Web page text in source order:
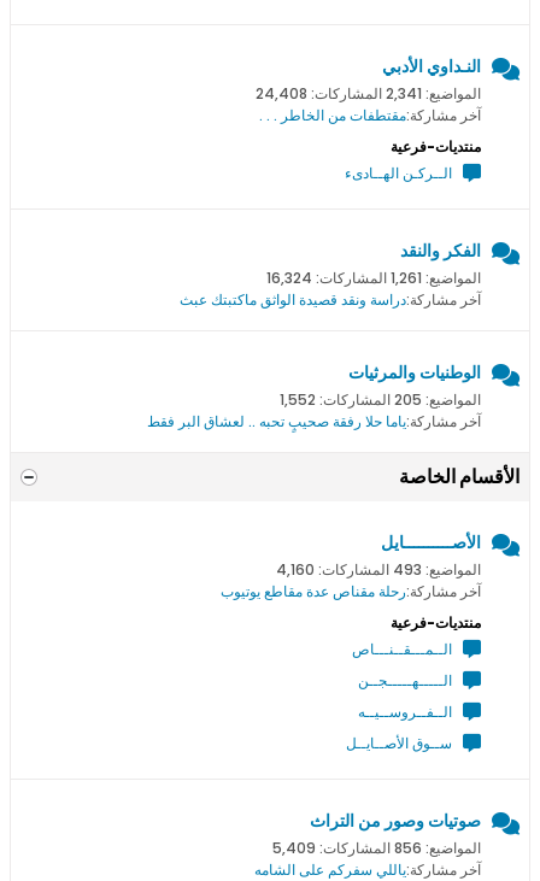
النـداوي الأدبي
المواضيع: 2,341 المشاركات: 24,408
آخر مشاركة:مقتطفات من الخاطر . . .
منتديات-فرعية
الــركـن الهــادىء
الفكر والنقد
المواضيع: 1,261 المشاركات: 16,324
آخر مشاركة:دراسة ونقد قصيدة الواثق ماكتبتك عبث
الوطنيات والمرثيات
المواضيع: 205 المشاركات: 1,552
آخر مشاركة:ياما حلا رفقة صحيبٍ تحبه .. لعشاق البر فقط
الأقسام الخاصة
الأصــــــــــايل
المواضيع: 493 المشاركات: 4,160
آخر مشاركة:رحلة مقناص عدة مقاطع يوتيوب
منتديات-فرعية
الــمـــقــنـــاص
الـــــهـــــجــن
الــفــروســيــه
ســوق الأصــايــل
صوتيات وصور من التراث
المواضيع: 856 المشاركات: 5,409
آخر مشاركة:ياللي سفركم على الشامه